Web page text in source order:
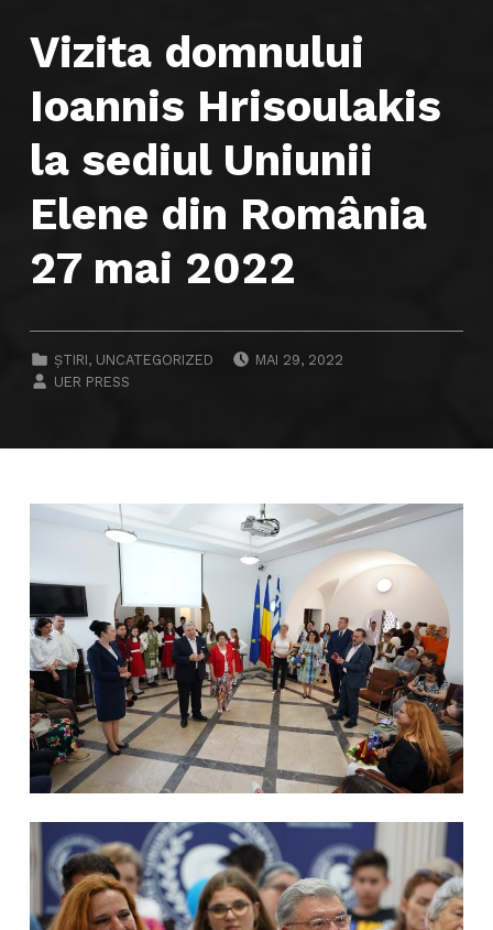
Vizita domnului
Ioannis Hrisoulakis
la sediul Uniunii
Elene din România
27 mai 2022
CATEGORIZED IN:
ȘTIRI, UNCATEGORIZED MAI 29, 2022
WRITTEN BY:
UER PRESS